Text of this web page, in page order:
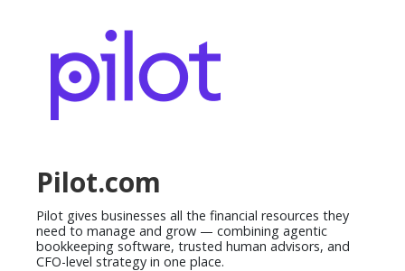
Pilot.com
Pilot gives businesses all the financial resources they
need to manage and grow — combining agentic
bookkeeping software, trusted human advisors, and
CFO-level strategy in one place.